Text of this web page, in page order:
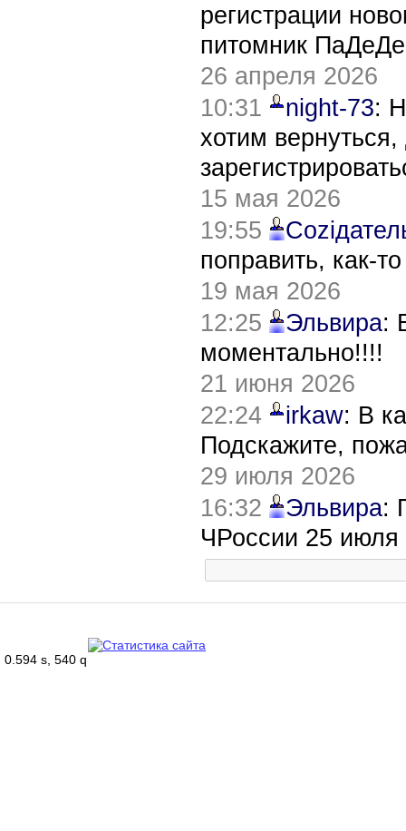
регистрации
питомник
26 апреля 2026
10:31
night-73:
хотим
15 мая 2026
19:55
поправить, как-
19 мая 2026
12:25
Эльвира:
моментально!!!!
21 июня 2026
22:24
irkaw: В
Подскажите,
29 июля 2026
16:32
Эльвира:
ЧРоссии 25 июля
0.594 s, 540 q